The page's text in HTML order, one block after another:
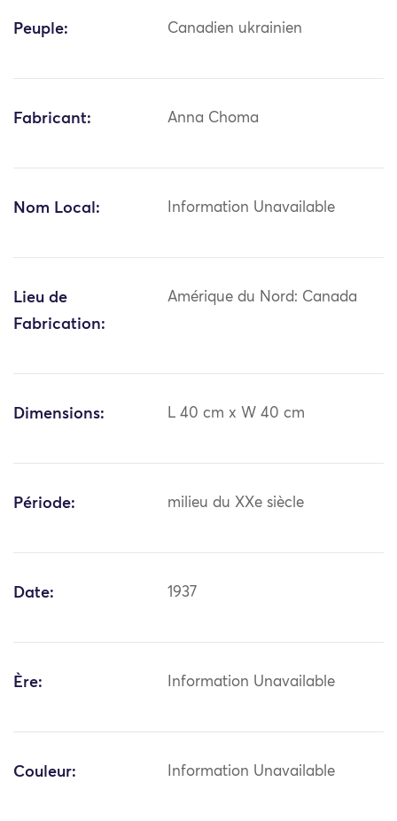
Peuple: Canadien ukrainien
Fabricant: Anna Choma
Nom Local: Information Unavailable
Lieu de
Fabrication:
Amérique du Nord: Canada
Dimensions: L 40 cm x W 40 cm
Période: milieu du XXe siècle
Date: 1937
Ère: Information Unavailable
Couleur: Information Unavailable